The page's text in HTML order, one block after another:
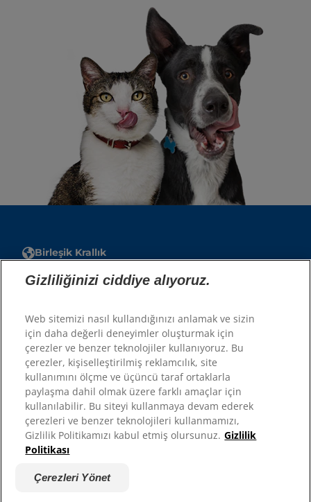
Birleşik Krallık
Hesap
Kaynaklar
Bize Ulaşın
Site Haritası
Sitelerimiz
Hill’s’in Veteriner Hekimi
Barınak Ortakları
Gizliliğinizi ciddiye alıyoruz.
Web sitemizi nasıl kullandığınızı anlamak ve sizin
için daha değerli deneyimler oluşturmak için
çerezler ve benzer teknolojiler kullanıyoruz. Bu
çerezler, kişiselleştirilmiş reklamcılık, site
kullanımını ölçme ve üçüncü taraf ortaklarla
paylaşma dahil olmak üzere farklı amaçlar için
kullanılabilir. Bu siteyi kullanmaya devam ederek
çerezleri ve benzer teknolojileri kullanmamızı,
Gizlilik Politikamızı kabul etmiş olursunuz. Gizlilik
Politikası
Çerezleri Yönet